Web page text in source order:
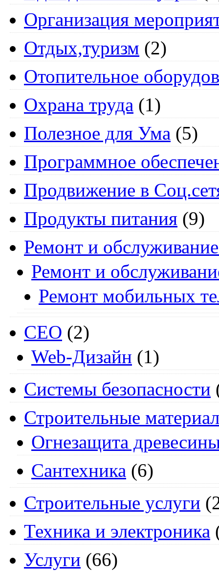
Организация
Отдых,туризм (2)
Отопительное
Охрана труда (1)
Полезное для Ума (5)
Программное
Продвижение в
Продукты питания (9)
Ремонт и
Ремонт и
Ремонт мобильных
СЕО (2)
Web-Дизайн (1)
Системы безопасности
Строительные
Огнезащита
Сантехника (6)
Строительные услуги
Техника и электроника
Услуги (66)